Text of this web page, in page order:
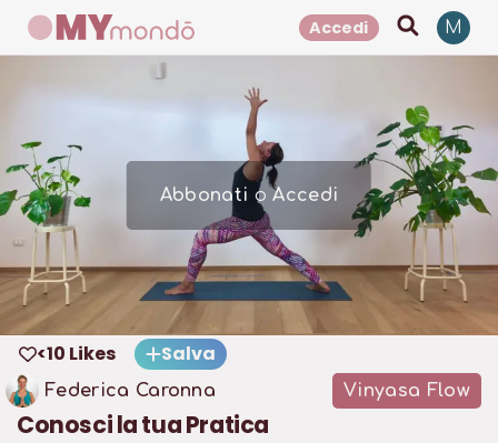
Accedi M
Abbonati oAccedi
<10 Likes Salva
Federica Caronna Vinyasa Flow
Conosci la tua Pratica